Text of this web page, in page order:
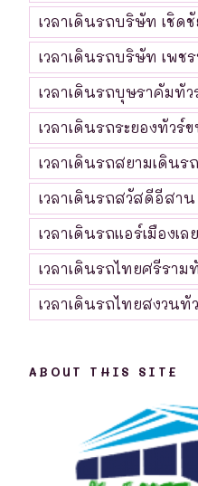
เวลาเดินรถบริษัท เชิด
เวลาเดินรถบริษัท เพช
เวลาเดินรถบุษราคัมทัว
เวลาเดินรถระยองทัวร์
เวลาเดินรถสยามเดินรถ
เวลาเดินรถสวัสดีอีสาน
เวลาเดินรถแอร์เมืองเลย
เวลาเดินรถไทยศรีราม
เวลาเดินรถไทยสงวนทั
ABOUT THIS SITE